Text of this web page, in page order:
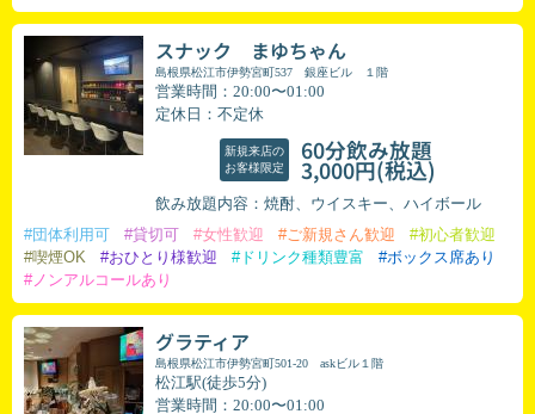
スナック まゆちゃん
島根県松江市伊勢宮町537 銀座ビル １階
営業時間：20:00〜01:00
定休日：不定休
新規来店の
お客様限定
60分飲み放題
3,000円(税込)
飲み放題内容：焼酎、ウイスキー、ハイボール
#団体利用可 #貸切可 #女性歓迎 #ご新規さん歓迎
#初心者歓迎
#喫煙OK
#おひとり様歓迎 #ドリンク種類豊富
#ボックス席あり
#ノンアルコールあり
グラティア
島根県松江市伊勢宮町501-20 askビル１階
松江駅(徒歩5分)
営業時間：20:00〜01:00